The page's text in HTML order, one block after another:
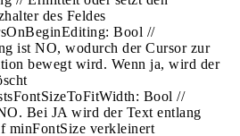
des Feldes
Bool //
ist NO, wodurch der Cursor zur
bewegt wird. Wenn ja, wird der
Bool //
Bei JA wird der Text entlang
minFontSize verkleinert